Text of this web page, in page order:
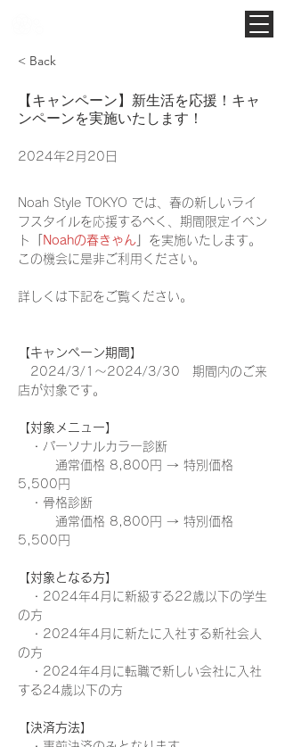
< Back
【キャンペーン】新生活を応援！キャ
ンペーンを実施いたします！
2024年2月20日
Noah Style TOKYO では、春の新しいライ
フスタイルを応援するべく、期間限定イベン
ト
Noahの春きゃん
を実施いたします。
この機会に是非ご利用ください。
詳しくは下記をご覧ください。
【キャンペーン期間】
2024/3/1〜2024/3/30　期間内のご来
店が対象です。
【対象メニュー】
・パーソナルカラー診断
通常価格 8,800円 → 特別価格
5,500円
・骨格診断
通常価格 8,800円 → 特別価格
5,500円
【対象となる方】
・2024年4月に新級する22歳以下の学生
の方
・2024年4月に新たに入社する新社会人
の方
・2024年4月に転職で新しい会社に入社
する24歳以下の方
【決済方法】